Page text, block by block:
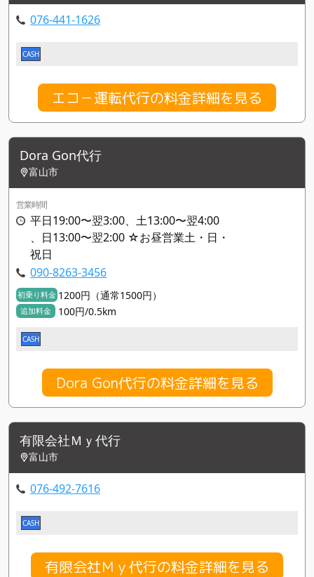
076-441-1626
CASH
エコ－運転代行の料金詳細を見る
Dora Gon代行
富山市
営業時間
平日19:00〜翌3:00、土13:00〜翌4:00
、日13:00〜翌2:00 ☆お昼営業土・日・
祝日
090-8263-3456
初乗り料金 1200円（通常1500円）
追加料金 100円/0.5km
CASH
Dora Gon代行の料金詳細を見る
有限会社Ｍｙ代行
富山市
076-492-7616
CASH
有限会社Ｍｙ代行の料金詳細を見る